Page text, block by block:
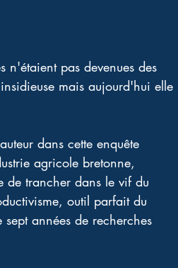
n'étaient pas devenues des
mais aujourd'hui elle
dans cette enquête
agricole bretonne,
de trancher dans le vif du
outil parfait du
années de recherches